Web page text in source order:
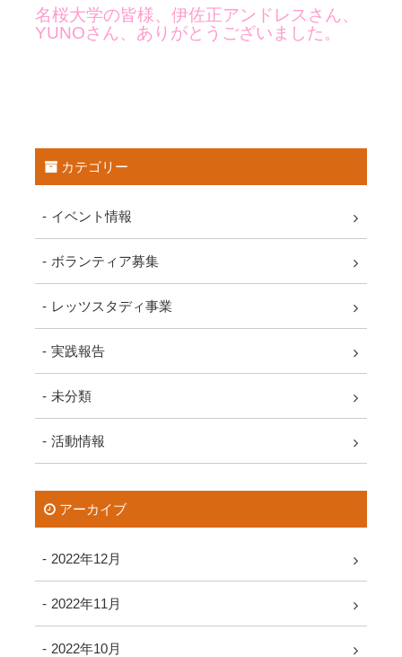
名桜大学の皆様、伊佐正アンドレスさん、
YUNOさん、ありがとうございました。
カテゴリー
イベント情報
ボランティア募集
レッツスタディ事業
実践報告
未分類
活動情報
アーカイブ
2022年12月
2022年11月
2022年10月